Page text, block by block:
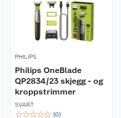
PHILIPS
Philips OneBlade
QP2834/23 skjegg - og
kroppstrimmer
SVART
☆☆☆☆☆ (0)